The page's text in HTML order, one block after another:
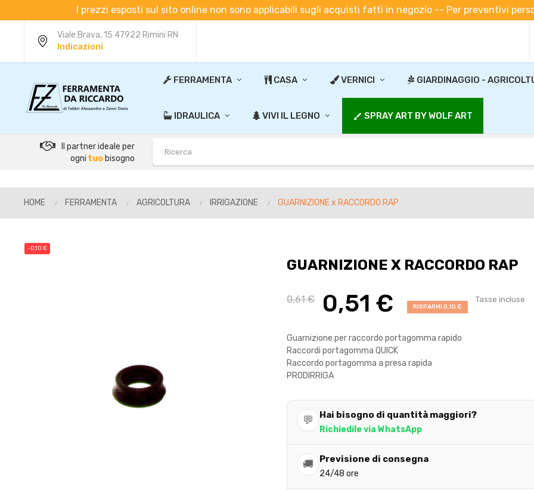
I prezzi esposti sul sito online non sono applicabili sugli acquisti fatti in negozio -- Per preventivi
Viale Brava, 15 47922 Rimini RN
Indicazioni
FERRAMENTA CASA VERNICI GIARDINAGGIO -
IDRAULICA VIVI IL LEGNO brush SPRAY ART BY WOLF ART
Il partner ideale per
ogni tuo bisogno
HOME FERRAMENTA AGRICOLTURA IRRIGAZIONE GUARNIZIONE x RACCORDO RAP
-0,10 €
GUARNIZIONE X RACCORDO RAP
0,61 € 0,51 € RISPARMI 0,10 €
Tasse incluse
Guarnizione per raccordo portagomma rapido
Raccordi portagomma QUICK
Raccordo portagomma a presa rapida
PRODIRRIGA
💬 Hai bisogno di quantità maggiori?
Richiedile via WhatsApp
🚚 Previsione di consegna
24/48 ore